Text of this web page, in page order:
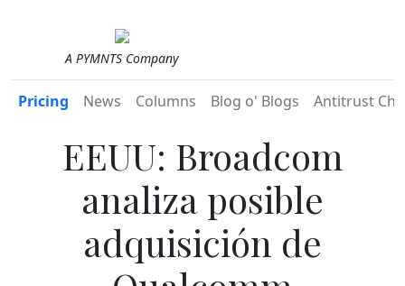
A PYMNTS Company
Pricing News Columns Blog o' Blogs Antitrust
EEUU: Broadcom
analiza posible
adquisición de